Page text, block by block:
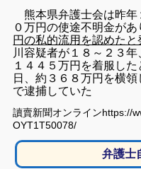
熊本県弁護士会は昨年
０万円の使途不明金があ
円の私的流用を認めたと
川容疑者が１８～２３
１４４５万円を着服し
日、約３６８万円を横
で逮捕していた
讀賣新聞オンラインhttps://
OYT1T50078/
弁護士